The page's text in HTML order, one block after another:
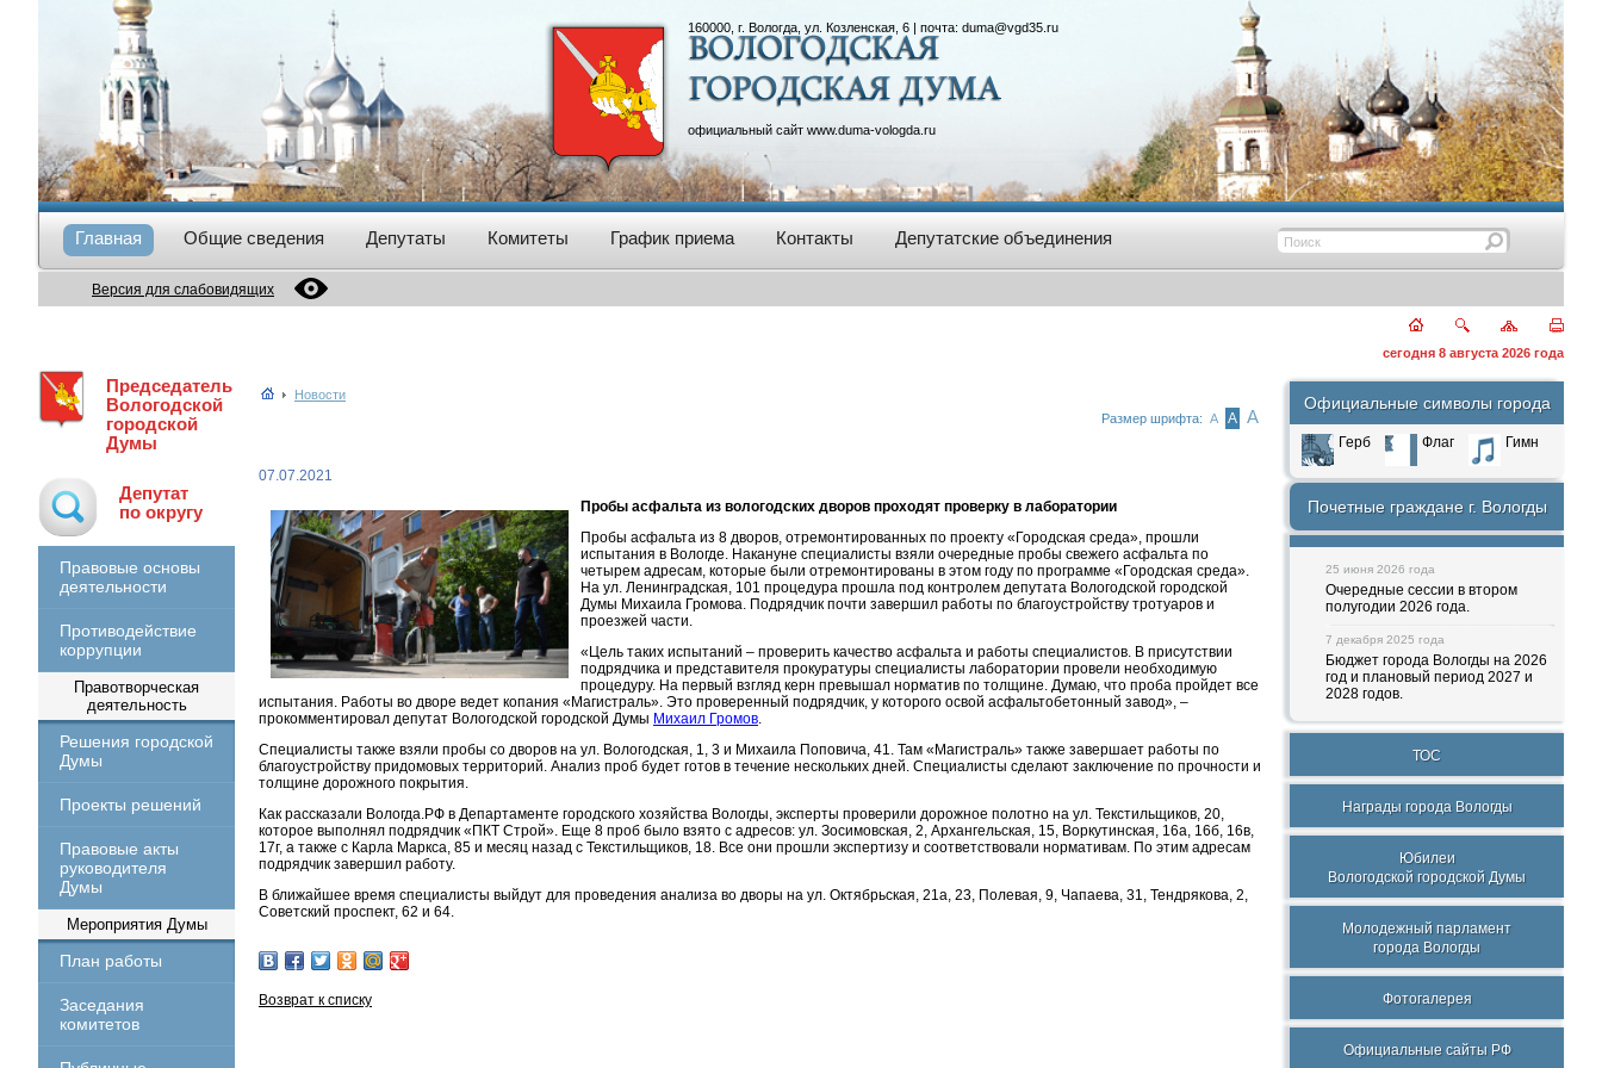
160000, г. Вологда, ул. Козленская, 6 | почта: duma@vgd35.ru
официальный сайт www.duma-vologda.ru
Главная Общие сведения Депутаты Комитеты График приема Контакты Депутатские объединения
Версия для слабовидящих
сегодня 8 августа 2026 года
Председатель
Вологодской
городской
Думы
Депутат
по округу
Правовые основы
деятельности
Противодействие
коррупции
Правотворческая
деятельность
Решения городской
Думы
Проекты решений
Правовые акты
руководителя
Думы
Мероприятия Думы
План работы
Заседания
комитетов
Новости
Размер шрифта: А А А
07.07.2021
Пробы асфальта из вологодских дворов проходят проверку в лаборатории
Пробы асфальта из 8 дворов, отремонтированных по проекту «Городская среда», прошли
испытания в Вологде. Накануне специалисты взяли очередные пробы свежего асфальта по
четырем адресам, которые были отремонтированы в этом году по программе «Городская среда».
На ул. Ленинградская, 101 процедура прошла под контролем депутата Вологодской городской
Думы Михаила Громова. Подрядчик почти завершил работы по благоустройству тротуаров и
проезжей части.
«Цель таких испытаний – проверить качество асфальта и работы специалистов. В присутствии
подрядчика и представителя прокуратуры специалисты лаборатории провели необходимую
процедуру. На первый взгляд керн превышал норматив по толщине. Думаю, что проба пройдет все
испытания. Работы во дворе ведет копания «Магистраль». Это проверенный подрядчик, у которого освой асфальтобетонный завод», –
прокомментировал депутат Вологодской городской Думы Михаил Громов.
Специалисты также взяли пробы со дворов на ул. Вологодская, 1, 3 и Михаила Поповича, 41. Там «Магистраль» также завершает работы по
благоустройству придомовых территорий. Анализ проб будет готов в течение нескольких дней. Специалисты сделают заключение по прочности и
толщине дорожного покрытия.
Как рассказали Вологда.РФ в Департаменте городского хозяйства Вологды, эксперты проверили дорожное полотно на ул. Текстильщиков, 20,
которое выполнял подрядчик «ПКТ Строй». Еще 8 проб было взято с адресов: ул. Зосимовская, 2, Архангельская, 15, Воркутинская, 16а, 16б, 16в,
17г, а также с Карла Маркса, 85 и месяц назад с Текстильщиков, 18. Все они прошли экспертизу и соответствовали нормативам. По этим адресам
подрядчик завершил работу.
В ближайшее время специалисты выйдут для проведения анализа во дворы на ул. Октябрьская, 21а, 23, Полевая, 9, Чапаева, 31, Тендрякова, 2,
Советский проспект, 62 и 64.
Возврат к списку
Официальные символы города
Герб Флаг Гимн
Почетные граждане г. Вологды
25 июня 2026 года
Очередные сессии в втором
полугодии 2026 года.
7 декабря 2025 года
Бюджет города Вологды на 2026
год и плановый период 2027 и
2028 годов.
ТОС
Награды города Вологды
Юбилеи
Вологодской городской Думы
Молодежный парламент
города Вологды
Фотогалерея
Официальные сайты РФ